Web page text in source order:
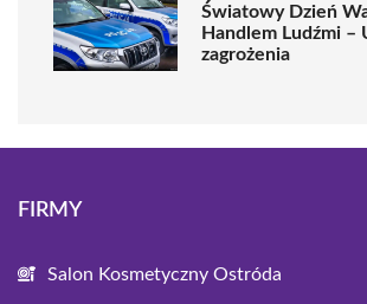
Światowy Dzień
Handlem Ludźmi –
zagrożenia
FIRMY
Salon Kosmetyczny Ostróda